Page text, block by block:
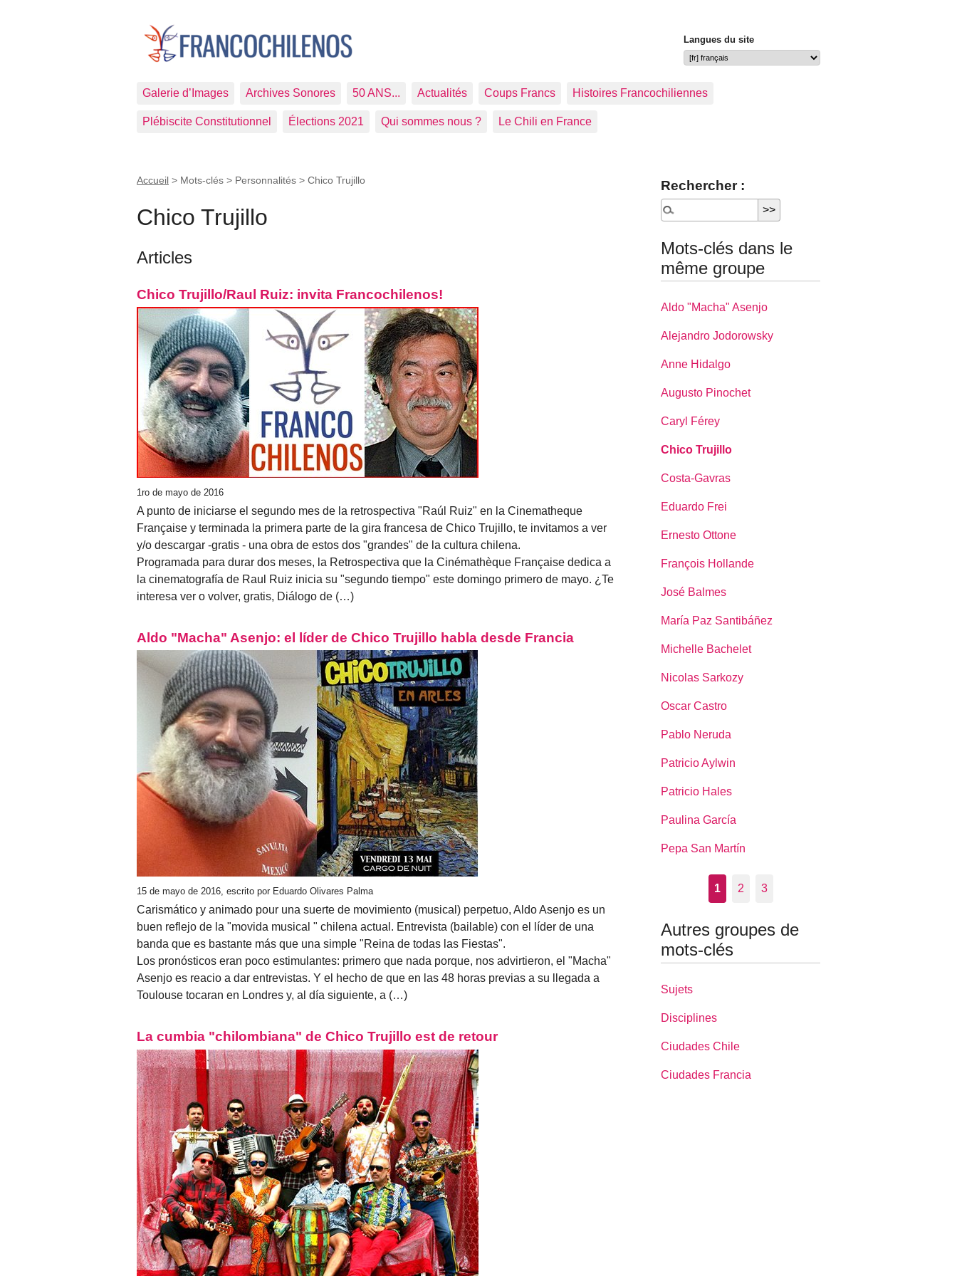
Langues du site
Galerie d’Images Archives Sonores 50 ANS... Actualités Coups Francs Histoires Francochiliennes
Plébiscite Constitutionnel Élections 2021 Qui sommes nous ? Le Chili en France
Accueil > Mots-clés > Personnalités > Chico Trujillo
Chico Trujillo
Articles
Chico Trujillo/Raul Ruiz: invita Francochilenos!
1ro de mayo de 2016
A punto de iniciarse el segundo mes de la retrospectiva "Raúl Ruiz" en la Cinematheque
Française y terminada la primera parte de la gira francesa de Chico Trujillo, te invitamos a ver
y/o descargar -gratis - una obra de estos dos "grandes" de la cultura chilena.
Programada para durar dos meses, la Retrospectiva que la Cinémathèque Française dedica a
la cinematografía de Raul Ruiz inicia su "segundo tiempo" este domingo primero de mayo. ¿Te
interesa ver o volver, gratis, Diálogo de (…)
Aldo "Macha" Asenjo: el líder de Chico Trujillo habla desde Francia
15 de mayo de 2016, escrito por Eduardo Olivares Palma
Carismático y animado pour una suerte de movimiento (musical) perpetuo, Aldo Asenjo es un
buen reflejo de la "movida musical " chilena actual. Entrevista (bailable) con el líder de una
banda que es bastante más que una simple "Reina de todas las Fiestas".
Los pronósticos eran poco estimulantes: primero que nada porque, nos advirtieron, el "Macha"
Asenjo es reacio a dar entrevistas. Y el hecho de que en las 48 horas previas a su llegada a
Toulouse tocaran en Londres y, al día siguiente, a (…)
La cumbia "chilombiana" de Chico Trujillo est de retour
Rechercher :
Mots-clés dans le
même groupe
Aldo "Macha" Asenjo
Alejandro Jodorowsky
Anne Hidalgo
Augusto Pinochet
Caryl Férey
Chico Trujillo
Costa-Gavras
Eduardo Frei
Ernesto Ottone
François Hollande
José Balmes
María Paz Santibáñez
Michelle Bachelet
Nicolas Sarkozy
Oscar Castro
Pablo Neruda
Patricio Aylwin
Patricio Hales
Paulina García
Pepa San Martín
1 2 3
Autres groupes de
mots-clés
Sujets
Disciplines
Ciudades Chile
Ciudades Francia